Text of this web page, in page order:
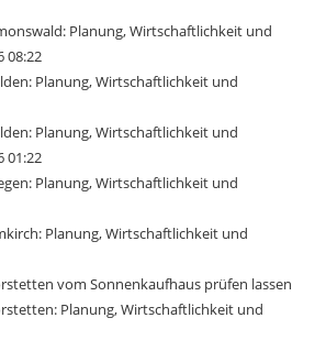
Planung, Wirtschaftlichkeit und
08:22
Planung, Wirtschaftlichkeit und
Planung, Wirtschaftlichkeit und
01:22
Planung, Wirtschaftlichkeit und
Planung, Wirtschaftlichkeit und
vom Sonnenkaufhaus prüfen lassen
Planung, Wirtschaftlichkeit und